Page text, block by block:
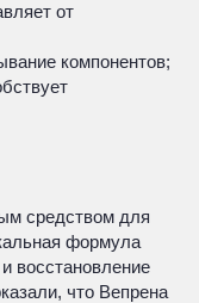
от
компонентов;
средством для
формула
восстановление
что Вепрена